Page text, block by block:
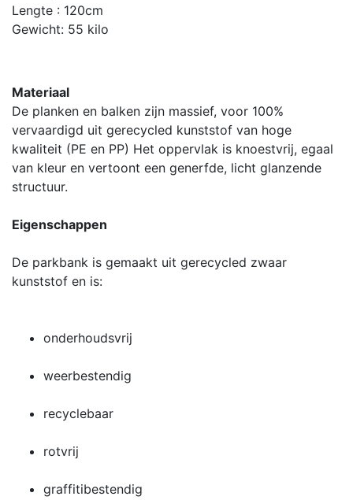
Lengte : 120cm
Gewicht: 55 kilo
Materiaal
De planken en balken zijn massief, voor 100%
vervaardigd uit gerecycled kunststof van hoge
kwaliteit (PE en PP) Het oppervlak is knoestvrij, egaal
van kleur en vertoont een generfde, licht glanzende
structuur.
Eigenschappen
De parkbank is gemaakt uit gerecycled zwaar
kunststof en is:
onderhoudsvrij
weerbestendig
recyclebaar
rotvrij
graffitibestendig